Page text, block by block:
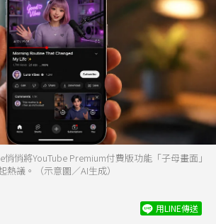
悄悄將YouTube Premium付費版功能「子母畫面」
議。（示意圖／AI生成）
用LINE傳送